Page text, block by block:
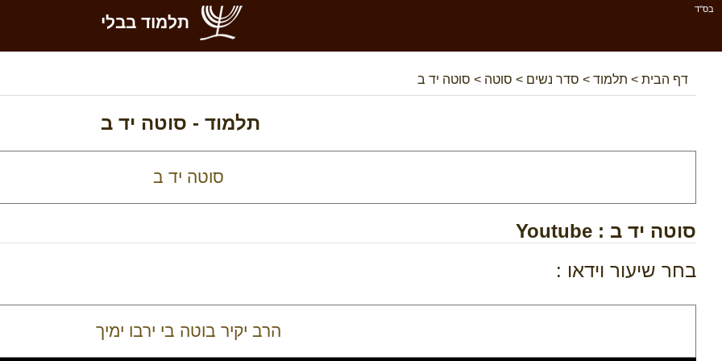
בס''ד
תלמוד בבלי
דף הבית > תלמוד > סדר נשים > סוטה > סוטה יד ב
תלמוד - סוטה יד ב
סוטה יד ב : Youtube
בחר שיעור וידאו :